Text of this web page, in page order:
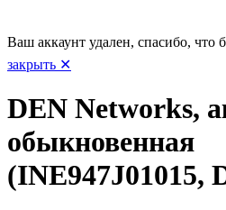
Ваш аккаунт удален, спасибо, что
закрыть ✕
DEN Networks,
обыкновенная
(INE947J01015,